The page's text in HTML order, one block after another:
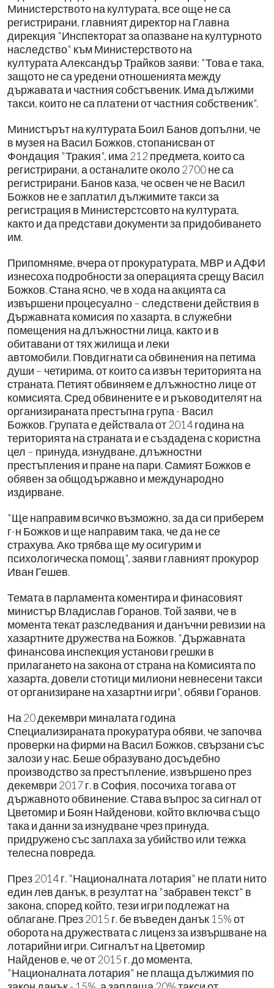
Министерството на културата, все още не са
регистрирани, главният директор на Главна
дирекция "Инспекторат за опазване на културното
наследство" към Министерството на
културата Александър Трайков заяви: "Това е така,
защото не са уредени отношенията между
държавата и частния собстъвеник. Има дължими
такси, които не са платени от частния собственик".
Министърът на културата Боил Банов допълни, че
в музея на Васил Божков, стопанисван от
Фондация "Тракия", има 212 предмета, които са
регистрирани, а останалите около 2700 не са
регистрирани. Банов каза, че освен че не Васил
Божков не е заплатил дължимите такси за
регистрация в Министерстсовто на културата,
както и да представи документи за придобиването
им.
Припомняме, вчера от прокуратурата, МВР и АДФИ
изнесоха подробности за операцията срещу Васил
Божков. Стана ясно, че в хода на акцията са
извършени процесуално – следствени действия в
Държавната комисия по хазарта, в служебни
помещения на длъжностни лица, както и в
обитавани от тях жилища и леки
автомобили. Повдигнати са обвинения на петима
души – четирима, от които са извън територията на
страната. Петият обвиняем е длъжностно лице от
комисията. Сред обвинените е и ръководителят на
организираната престъпна група - Васил
Божков. Групата е действала от 2014 година на
територията на страната и е създадена с користна
цел – принуда, изнудване, длъжностни
престъпления и пране на пари. Самият Божков е
обявен за общодържавно и международно
издирване.
"Ще направим всичко възможно, за да си приберем
г-н Божков и ще направим така, че да не се
страхува. Ако трябва ще му осигурим и
психологическа помощ", заяви главният прокурор
Иван Гешев.
Темата в парламента коментира и финасовият
министър Владислав Горанов. Той заяви, че в
момента текат разследвания и данъчни ревизии на
хазартните дружества на Божков. "Държавната
финансова инспекция установи грешки в
прилагането на закона от страна на Комисията по
хазарта, довели стотици милиони невнесени такси
от организиране на хазартни игри", обяви Горанов.
На 20 декември миналата година
Специализираната прокуратура обяви, че започва
проверки на фирми на Васил Божков, свързани със
залози у нас. Беше образувано досъдебно
производство за престъпление, извършено през
декември 2017 г. в София, посочиха тогава от
държавното обвинение. Става въпрос за сигнал от
Цветомир и Боян Найденови, който включва също
така и данни за изнудване чрез принуда,
придружено със заплаха за убийство или тежка
телесна повреда.
През 2014 г. "Националната лотария" не плати нито
един лев данък, в резултат на "забравен текст" в
закона, според който, тези игри подлежат на
облагане. През 2015 г. бе въведен данък 15% от
оборота на дружествата с лиценз за извършване на
лотарийни игри. Сигналът на Цветомир
Найденов е, че от 2015 г. до момента,
"Националната лотария" не плаща дължимия по